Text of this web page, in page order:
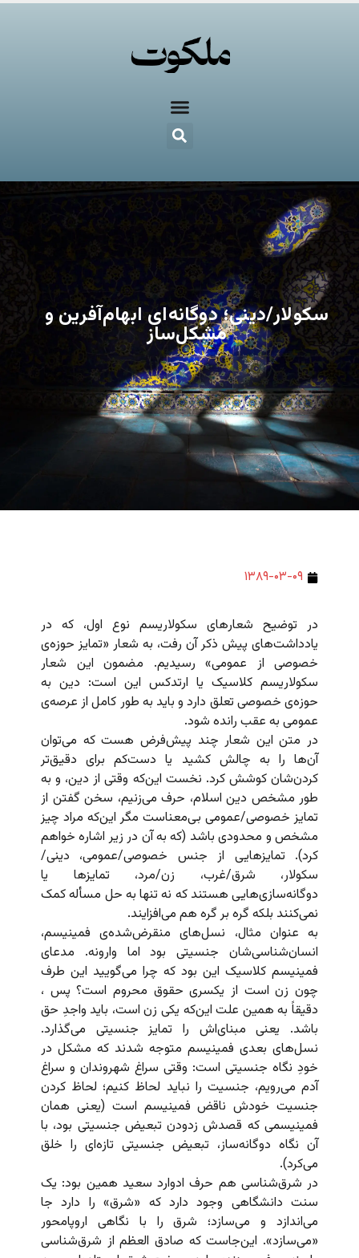
سکولار/دینی؛ دوگانه‌ای ابهام‌آفرین و
مشکل‌ساز
۱۳۸۹-۰۳-۰۹
در توضیح شعارهای سکولاریسم نوع اول، که در
یادداشت‌های پیش ذکر آن رفت، به شعار «تمایز حوزه‌ی
خصوصی از عمومی» رسیدیم. مضمون این شعار
سکولاریسم کلاسیک یا ارتدکس این است: دین به
حوزه‌ی خصوصی تعلق دارد و باید به طور کامل از عرصه‌ی
عمومی به عقب رانده شود.
در متن این شعار چند پیش‌فرض هست که می‌توان
آن‌ها را به چالش کشید یا دست‌کم برای دقیق‌تر
کردن‌شان کوشش کرد. نخست این‌که وقتی از دین،‌ و به
طور مشخص دین اسلام، حرف می‌زنیم، سخن گفتن از
تمایز خصوصی/عمومی بی‌معناست مگر این‌که مراد چیز
مشخص و محدودی باشد (که به آن در زیر اشاره خواهم
کرد). تمایزهایی از جنس خصوصی/عمومی، دینی/
سکولار، شرق/غرب، زن/مرد، تمایزها یا
دوگانه‌سازی‌هایی هستند که نه تنها به حل مسأله کمک
نمی‌کنند بلکه گره بر گره هم می‌افزایند.
به عنوان مثال، نسل‌های منقرض‌شده‌ی فمینیسم،
انسان‌شناسی‌شان جنسیتی بود اما وارونه. مدعای
فمینیسم کلاسیک این بود که چرا می‌گویید این طرف
چون زن است از یکسری حقوق محروم است؟ پس ،
دقیقاً به همین علت این‌که یکی زن است، باید واجدِ حق
باشد. یعنی مبنای‌اش را تمایز جنسیتی می‌گذارد.
نسل‌های بعدی فمینیسم متوجه شدند که مشکل در
خودِ نگاه جنسیتی است: وقتی سراغ شهروندان و سراغ
آدم می‌رویم، جنسیت را نباید لحاظ کنیم؛ لحاظ کردن
جنسیت خودش ناقض فمینیسم است (یعنی همان
فمینیسمی که قصدش زدودن تبعیض جنسیتی بود،‌ با
آن نگاه دوگانه‌ساز، تبعیض جنسیتی تازه‌ای را خلق
می‌کرد).
در شرق‌شناسی هم حرف ادوارد سعید همین بود: یک
سنت دانشگاهی وجود دارد که «شرق» را دارد جا
می‌اندازد و می‌سازد؛ شرق را با نگاهی اروپامحور
«می‌سازد». این‌جاست که صادق العظم از‌ شرق‌شناسی